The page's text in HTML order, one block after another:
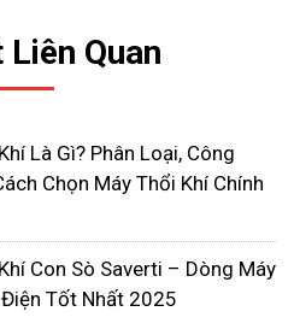
ra ngoài. Do cánh quạt
này tạo ra một áp suất
gian giữa chúng, nén
Liên Quan
Là Gì? Phân Loại, Công
Chọn Máy Thổi Khí Chính
Con Sò Saverti – Dòng Máy
Tốt Nhất 2025